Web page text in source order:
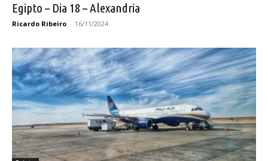
Egipto – Dia 18 – Alexandria
Ricardo Ribeiro - 16/11/2024